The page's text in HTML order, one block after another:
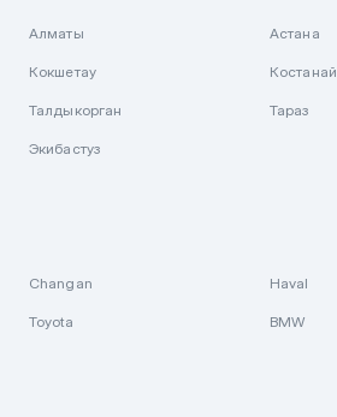
Алматы Астана
Кокшетау Костанай
Талдыкорган Тараз
Экибастуз
Changan Haval
Toyota BMW